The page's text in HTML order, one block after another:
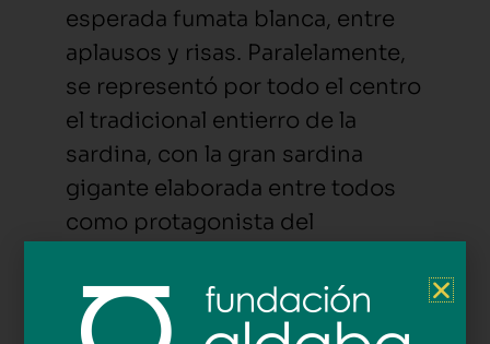
esperada fumata blanca, entre
aplausos y risas. Paralelamente,
se representó por todo el centro
el tradicional entierro de la
sardina, con la gran sardina
gigante elaborada entre todos
como protagonista del
Más allá de la puesta en escena,